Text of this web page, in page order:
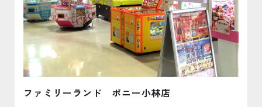
ファミリーランド ポニー小林店